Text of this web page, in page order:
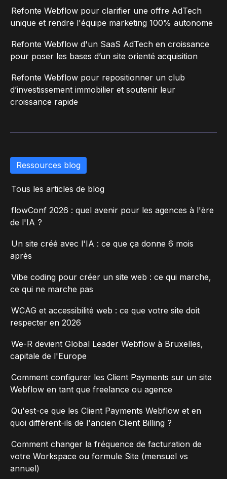
Refonte Webflow pour clarifier une offre AdTech
unique et rendre l'équipe marketing 100% autonome
Refonte Webflow d'un SaaS AdTech en croissance
pour poser les bases d’un site orienté acquisition
Refonte Webflow pour repositionner un club
d’investissement immobilier et soutenir leur
croissance rapide
Ressources blog
Tous les articles de blog
flowConf 2026 : quel avenir pour les agences à l'ère
de l'IA ?
Un site créé avec l'IA : ce que ça donne 6 mois
après
Vibe coding pour créer un site web : ce qui marche,
ce qui ne marche pas
WCAG et accessibilité web : ce que votre site doit
respecter en 2026
We-R devient Global Leader Webflow à Bruxelles,
capitale de l'Europe
Comment configurer les Client Payments sur un site
Webflow en tant que freelance ou agence
Qu'est-ce que les Client Payments Webflow et en
quoi diffèrent-ils de l'ancien Client Billing ?
Comment changer la fréquence de facturation de
votre Workspace ou formule Site (mensuel vs
annuel)